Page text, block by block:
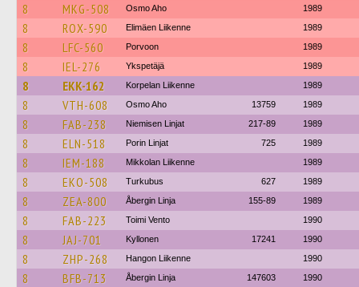
8 MKG-508 Osmo Aho 1989
8 ROX-590 Elimäen Liikenne 1989
8 LFC-560 Porvoon 1989
8 IEL-276 Ykspetäjä 1989
8 EKK-162 Korpelan Liikenne 1989
8 VTH-608 Osmo Aho 13759 1989
8 FAB-238 Niemisen Linjat 217-89 1989
8 ELN-518 Porin Linjat 725 1989
8 IEM-188 Mikkolan Liikenne 1989
8 EKO-508 Turkubus 627 1989
8 ZEA-800 Åbergin Linja 155-89 1989
8 FAB-223 Toimi Vento 1990
8 JAJ-701 Kyllonen 17241 1990
8 ZHP-268 Hangon Liikenne 1990
8 BFB-713 Åbergin Linja 147603 1990